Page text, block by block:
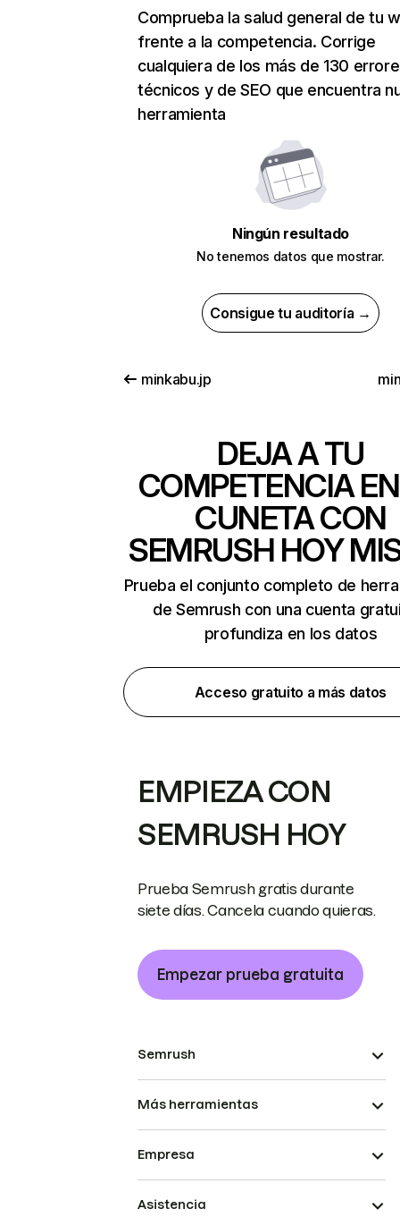
Comprueba la salud general de tu
frente a la competencia. Corrige
cualquiera de los más de 130
técnicos y de SEO que encuentra
herramienta
Ningún resultado
No tenemos datos que mostrar.
Consigue tu auditoría →
minkabu.jp
DEJA A TU
COMPETENCIA
CUNETA CON
SEMRUSH HOY
Prueba el conjunto completo de
de Semrush con una cuenta
profundiza en los datos
Acceso gratuito a más datos
EMPIEZA CON
SEMRUSH HOY
Prueba Semrush gratis durante
siete días. Cancela cuando quieras.
Empezar prueba gratuita
Semrush
Más herramientas
Empresa
Asistencia